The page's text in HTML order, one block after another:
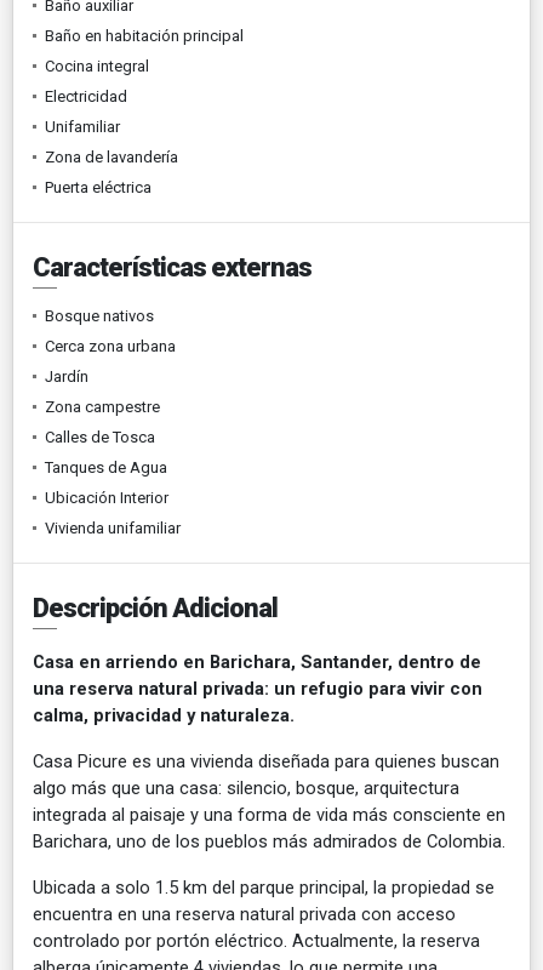
Baño auxiliar
Baño en habitación principal
Cocina integral
Electricidad
Unifamiliar
Zona de lavandería
Puerta eléctrica
Características externas
Bosque nativos
Cerca zona urbana
Jardín
Zona campestre
Calles de Tosca
Tanques de Agua
Ubicación Interior
Vivienda unifamiliar
Descripción Adicional
Casa en arriendo en Barichara, Santander, dentro de
una reserva natural privada: un refugio para vivir con
calma, privacidad y naturaleza.
Casa Picure es una vivienda diseñada para quienes buscan
algo más que una casa: silencio, bosque, arquitectura
integrada al paisaje y una forma de vida más consciente en
Barichara, uno de los pueblos más admirados de Colombia.
Ubicada a solo 1.5 km del parque principal, la propiedad se
encuentra en una reserva natural privada con acceso
controlado por portón eléctrico. Actualmente, la reserva